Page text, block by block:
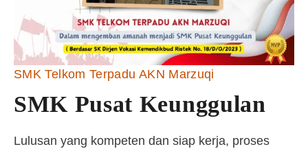
SMK Telkom Terpadu AKN Marzuqi
SMK Pusat Keunggulan
Lulusan yang kompeten dan siap kerja, proses